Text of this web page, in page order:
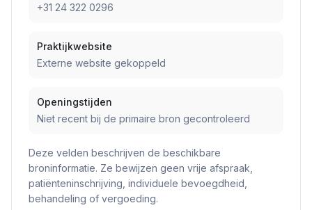
+31 24 322 0296
Praktijkwebsite
Externe website gekoppeld
Openingstijden
Niet recent bij de primaire bron gecontroleerd
Deze velden beschrijven de beschikbare
broninformatie. Ze bewijzen geen vrije afspraak,
patiënteninschrijving, individuele bevoegdheid,
behandeling of vergoeding.